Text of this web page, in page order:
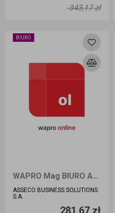
343,17 zł
BIURO
WAPRO Mag BIURO Anywhere online
ASSECO BUSINESS SOLUTIONS
S.A.
281,67 zł
Ilość sztuk